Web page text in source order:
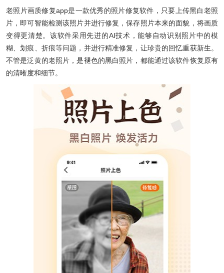
老照片画质修复app是一款优秀的照片修复软件，只要上传黑白老照
片，即可智能检测该照片并进行修复，保存照片本来的面貌，将画质
变得更清楚。该软件采用先进的AI技术，能够自动识别照片中的模
糊、划痕、折痕等问题，并进行精准修复，让珍贵的回忆重获新生。
不管是泛黄的老照片，是褪色的黑白照片，都能通过该软件恢复原有
的清晰度和细节。